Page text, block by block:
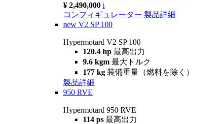
¥ 2,490,000 i
コンフィギュレーター 製品詳細
new V2 SP 100
Hypermotard V2 SP 100
120.4 hp 最高出力
9.6 kgm 最大トルク
177 kg 装備重量（燃料を除く）
製品詳細
950 RVE
Hypermotard 950 RVE
114 ps 最高出力